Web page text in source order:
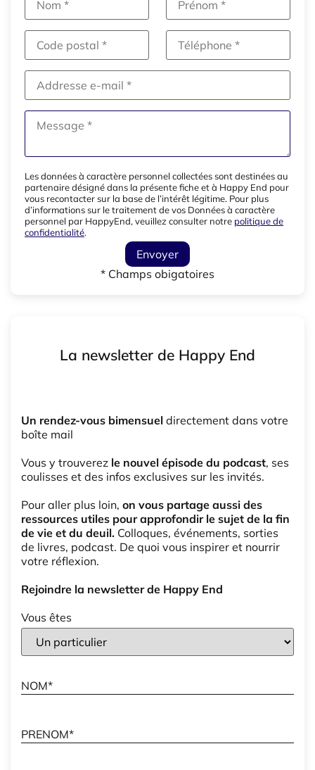
Les données à caractère personnel collectées sont destinées au
partenaire désigné dans la présente fiche et à Happy End pour
vous recontacter sur la base de l’intérêt légitime. Pour plus
d’informations sur le traitement de vos Données à caractère
personnel par HappyEnd, veuillez consulter notre politique de
confidentialité.
Envoyer
* Champs obigatoires
La newsletter de Happy End
Un rendez-vous bimensuel directement dans votre
boîte mail
Vous y trouverez le nouvel épisode du podcast, ses
coulisses et des infos exclusives sur les invités.
Pour aller plus loin, on vous partage aussi des
ressources utiles pour approfondir le sujet de la fin
de vie et du deuil. Colloques, événements, sorties
de livres, podcast. De quoi vous inspirer et nourrir
votre réflexion.
Rejoindre la newsletter de Happy End
Vous êtes